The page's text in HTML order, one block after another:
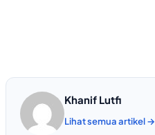
Khanif Lutfi
Lihat semua artikel →